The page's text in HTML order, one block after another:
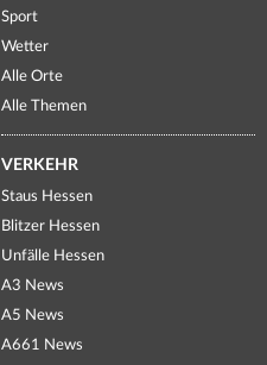
Sport
Wetter
Alle Orte
Alle Themen
VERKEHR
Staus Hessen
Blitzer Hessen
Unfälle Hessen
A3 News
A5 News
A661 News